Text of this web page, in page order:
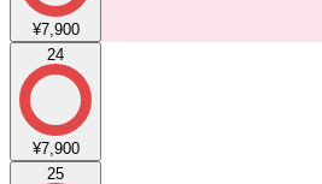
¥7,900
24
¥7,900
25